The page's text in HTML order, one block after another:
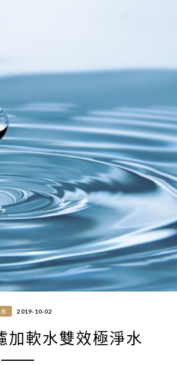
2019-10-02
加軟水雙效極淨水